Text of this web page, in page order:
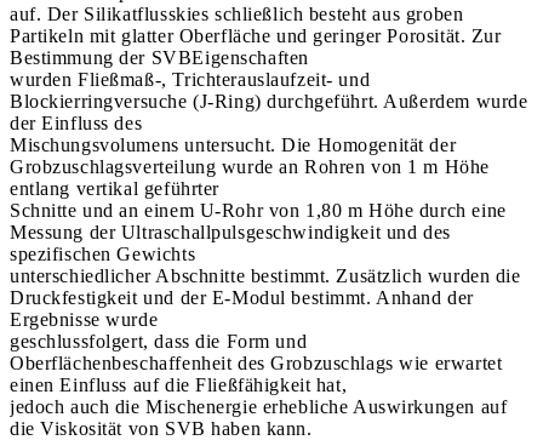
auf. Der Silikatflusskies schließlich besteht aus groben
Partikeln mit glatter Oberfläche und geringer Porosität. Zur
Bestimmung der SVBEigenschaften
wurden Fließmaß-, Trichterauslaufzeit- und
Blockierringversuche (J-Ring) durchgeführt. Außerdem wurde
der Einfluss des
Mischungsvolumens untersucht. Die Homogenität der
Grobzuschlagsverteilung wurde an Rohren von 1 m Höhe
entlang vertikal geführter
Schnitte und an einem U-Rohr von 1,80 m Höhe durch eine
Messung der Ultraschallpulsgeschwindigkeit und des
spezifischen Gewichts
unterschiedlicher Abschnitte bestimmt. Zusätzlich wurden die
Druckfestigkeit und der E-Modul bestimmt. Anhand der
Ergebnisse wurde
geschlussfolgert, dass die Form und
Oberflächenbeschaffenheit des Grobzuschlags wie erwartet
einen Einfluss auf die Fließfähigkeit hat,
jedoch auch die Mischenergie erhebliche Auswirkungen auf
die Viskosität von SVB haben kann.